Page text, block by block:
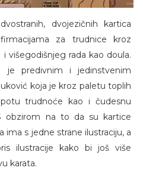
dvojezičnih kartica
za trudnice kroz
višegodišnjeg rada kao doula.
je predivnim i jedinstvenim
koja je kroz paletu toplih
trudnoće kao i čudesnu
obzirom na to da su kartice
ima s jedne strane ilustraciju, a
ilustracije kako bi još više
karata.